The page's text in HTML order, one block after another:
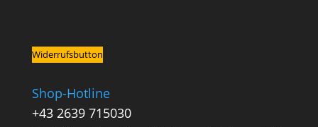
Widerrufsbutton
Shop-Hotline
+43 2639 715030